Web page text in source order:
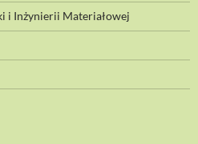
i Inżynierii Materiałowej